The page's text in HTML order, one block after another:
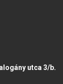
utca 3/b.